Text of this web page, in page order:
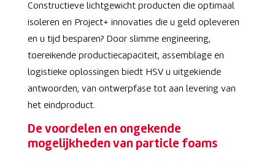
Constructieve lichtgewicht producten die optimaal
isoleren en Project+ innovaties die u geld opleveren
en u tijd besparen? Door slimme engineering,
toereikende productiecapaciteit, assemblage en
logistieke oplossingen biedt HSV u uitgekiende
antwoorden, van ontwerpfase tot aan levering van
het eindproduct.
De voordelen en ongekende
mogelijkheden van particle foams